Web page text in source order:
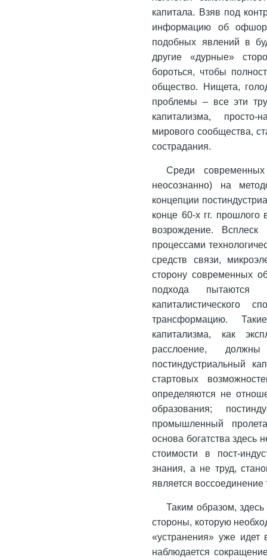
капитала. Взяв под
информацию об
подобных явлений в
другие «дурные»
бороться, чтобы
общество. Нищета,
проблемы – все эти
капитализма,
мирового сообщества,
сострадания.
Среди
неосознанно) на
концепции
конце 60-х гг. прошлого
возрождение.
процессами
средств связи,
сторону современных
подхода пытаются
капиталистического
трансформацию.
капитализма, как
расслоение,
постиндустриальный
стартовых
определяются не
образования;
промышленный
основа богатства здесь
стоимости в пост-
знания, а не труд,
является воссоединение
Таким образом,
стороны, которую
«устранения» уже идет
наблюдается